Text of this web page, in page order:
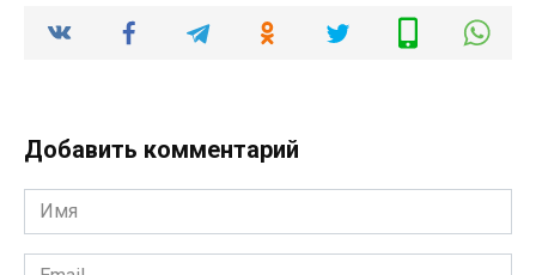
Добавить комментарий
Имя
*
Email